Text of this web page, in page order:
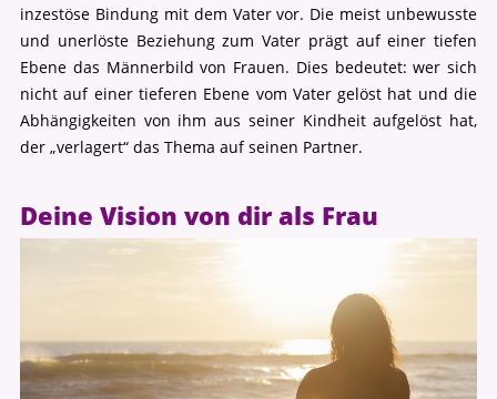
inzestöse Bindung mit dem Vater vor. Die meist unbewusste
und unerlöste Beziehung zum Vater prägt auf einer tiefen
Ebene das Männerbild von Frauen. Dies bedeutet: wer sich
nicht auf einer tieferen Ebene vom Vater gelöst hat und die
Abhängigkeiten von ihm aus seiner Kindheit aufgelöst hat,
der „verlagert“ das Thema auf seinen Partner.
Deine Vision von dir als Frau